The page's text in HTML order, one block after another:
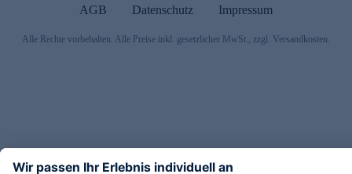
AGB Datenschutz Impressum
Alle Rechte vorbehalten. Alle Preise inkl. gesetzlicher MwSt., zzgl. Versandkosten.